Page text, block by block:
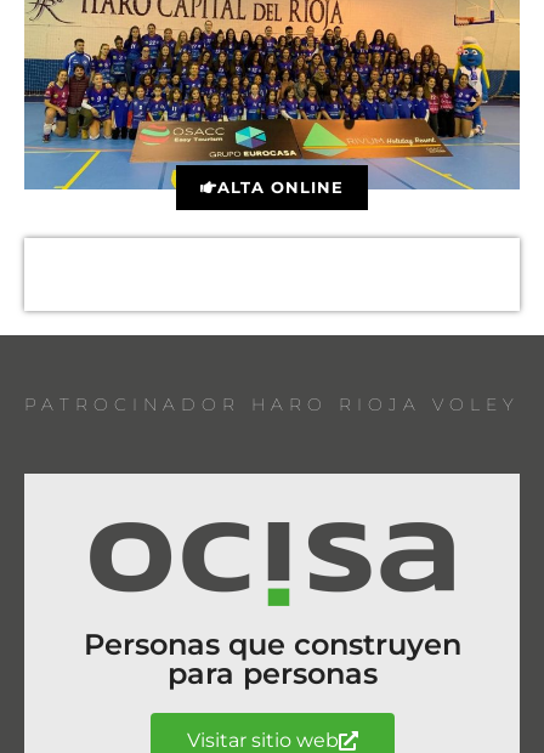
ALTA ONLINE
PATROCINADOR HARO RIOJA VOLEY
Personas que construyen
para personas
Visitar sitio web